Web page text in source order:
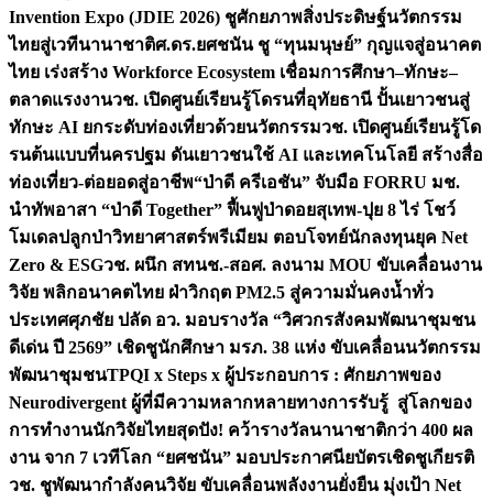
Invention Expo (JDIE 2026) ชูศักยภาพสิ่งประดิษฐ์นวัตกรรม
ไทยสู่เวทีนานาชาติศ.ดร.ยศชนัน ชู “ทุนมนุษย์” กุญแจสู่อนาคต
ไทย เร่งสร้าง Workforce Ecosystem เชื่อมการศึกษา–ทักษะ–
ตลาดแรงงานวช. เปิดศูนย์เรียนรู้โดรนที่อุทัยธานี ปั้นเยาวชนสู่
ทักษะ AI ยกระดับท่องเที่ยวด้วยนวัตกรรมวช. เปิดศูนย์เรียนรู้โด
รนต้นแบบที่นครปฐม ดันเยาวชนใช้ AI และเทคโนโลยี สร้างสื่อ
ท่องเที่ยว-ต่อยอดสู่อาชีพ“ป่าดี ครีเอชัน” จับมือ FORRU มช.
นำทัพอาสา “ป่าดี Together” ฟื้นฟูป่าดอยสุเทพ-ปุย 8 ไร่ โชว์
โมเดลปลูกป่าวิทยาศาสตร์พรีเมียม ตอบโจทย์นักลงทุนยุค Net
Zero & ESGวช. ผนึก สทนช.-สอศ. ลงนาม MOU ขับเคลื่อนงาน
วิจัย พลิกอนาคตไทย ฝ่าวิกฤต PM2.5 สู่ความมั่นคงน้ำทั่ว
ประเทศศุภชัย ปลัด อว. มอบรางวัล “วิศวกรสังคมพัฒนาชุมชน
ดีเด่น ปี 2569” เชิดชูนักศึกษา มรภ. 38 แห่ง ขับเคลื่อนนวัตกรรม
พัฒนาชุมชนTPQI x Steps x ผู้ประกอบการ : ศักยภาพของ
Neurodivergent ผู้ที่มีความหลากหลายทางการรับรู้ สู่โลกของ
การทำงานนักวิจัยไทยสุดปัง! คว้ารางวัลนานาชาติกว่า 400 ผล
งาน จาก 7 เวทีโลก “ยศชนัน” มอบประกาศนียบัตรเชิดชูเกียรติ
วช. ชูพัฒนากำลังคนวิจัย ขับเคลื่อนพลังงานยั่งยืน มุ่งเป้า Net